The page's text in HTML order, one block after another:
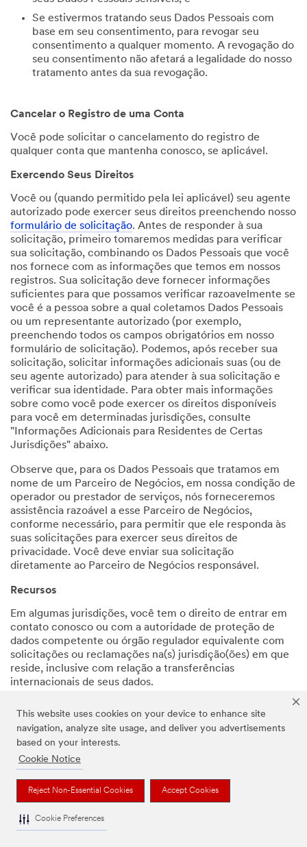
This website uses cookies on your device to enhance site
navigation, analyze site usage, and deliver you advertisements
based on your interests.
Cookie Notice
Reject Non-Essential Cookies Accept Cookies
Cookie Preferences
Se estivermos tratando seus Dados Pessoais com
base em seu consentimento, para revogar seu
consentimento a qualquer momento. A revogação do
seu consentimento não afetará a legalidade do nosso
tratamento antes da sua revogação.
Cancelar o Registro de uma Conta
Você pode solicitar o cancelamento do registro de
qualquer conta que mantenha conosco, se aplicável.
Exercendo Seus Direitos
Você ou (quando permitido pela lei aplicável) seu agente
autorizado pode exercer seus direitos preenchendo nosso
formulário de solicitação. Antes de responder à sua
solicitação, primeiro tomaremos medidas para verificar
sua solicitação, combinando os Dados Pessoais que você
nos fornece com as informações que temos em nossos
registros. Sua solicitação deve fornecer informações
suficientes para que possamos verificar razoavelmente se
você é a pessoa sobre a qual coletamos Dados Pessoais
ou um representante autorizado (por exemplo,
preenchendo todos os campos obrigatórios em nosso
formulário de solicitação). Podemos, após receber sua
solicitação, solicitar informações adicionais suas (ou de
seu agente autorizado) para atender à sua solicitação e
verificar sua identidade. Para obter mais informações
sobre como você pode exercer os direitos disponíveis
para você em determinadas jurisdições, consulte
"Informações Adicionais para Residentes de Certas
Jurisdições" abaixo.
Observe que, para os Dados Pessoais que tratamos em
nome de um Parceiro de Negócios, em nossa condição de
operador ou prestador de serviços, nós forneceremos
assistência razoável a esse Parceiro de Negócios,
conforme necessário, para permitir que ele responda às
suas solicitações para exercer seus direitos de
privacidade. Você deve enviar sua solicitação
diretamente ao Parceiro de Negócios responsável.
Recursos
Em algumas jurisdições, você tem o direito de entrar em
contato conosco ou com a autoridade de proteção de
dados competente ou órgão regulador equivalente com
solicitações ou reclamações na(s) jurisdição(ões) em que
reside, inclusive com relação a transferências
internacionais de seus dados.
privacidade, você poderá solicitar o direito de recorrer da
decisão para a 3M entrando em contato conosco ou
enviando seu recurso por meio de nosso
solicitação.